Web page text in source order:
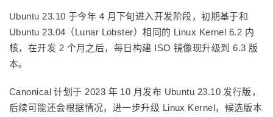
Ubuntu 23.10 于今年 4 月下旬进入开发阶段，初期基于和
Ubuntu 23.04（Lunar Lobster）相同的 Linux Kernel 6.2 内
核，在开发 2 个月之后，每日构建 ISO 镜像现升级到 6.3 版
本。
Canonical 计划于 2023 年 10 月发布 Ubuntu 23.10 发行版，
后续可能还会根据情况，进一步升级 Linux Kernel，候选版本